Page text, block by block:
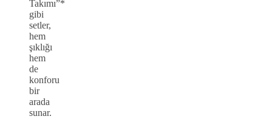
Takımı”*
gibi
setler,
hem
şıklığı
hem
de
konforu
bir
arada
sunar.